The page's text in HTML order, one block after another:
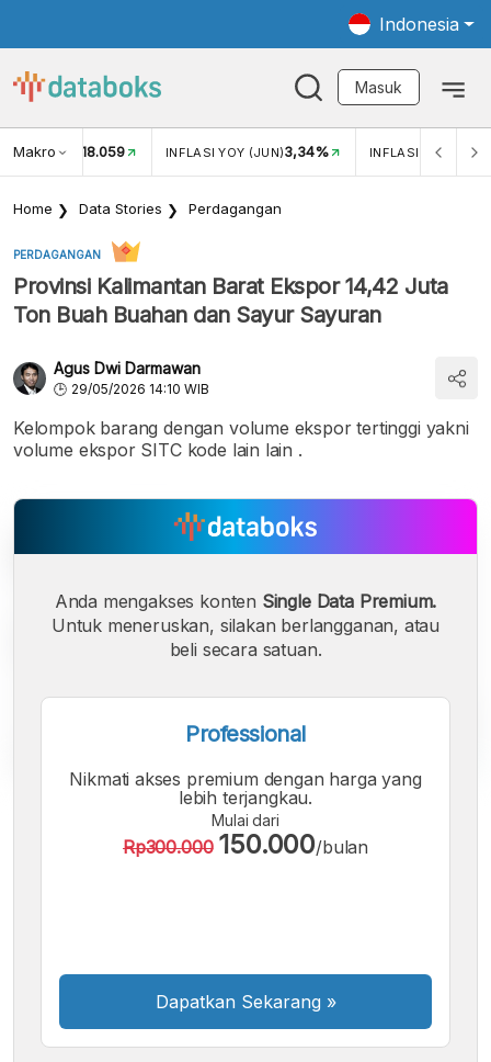
Indonesia
Masuk
Makro
USD/IDR 18.059 INFLASI YOY (JUN)3,34% INFLASI MOM
Home Data Stories Perdagangan
PERDAGANGAN
Provinsi Kalimantan Barat Ekspor 14,42 Juta
Ton Buah Buahan dan Sayur Sayuran
Agus Dwi Darmawan
29/05/2026 14:10 WIB
Kelompok barang dengan volume ekspor tertinggi yakni
volume ekspor SITC kode lain lain .
Font
Kecil
A
FontFont
Anda mengakses konten Single Data Premium.
Untuk meneruskan, silakan berlangganan, atau
beli secara satuan.
Professional
Nikmati akses premium dengan harga yang
lebih terjangkau.
Mulai dari
Rp300.000 150.000/bulan
Dapatkan Sekarang »